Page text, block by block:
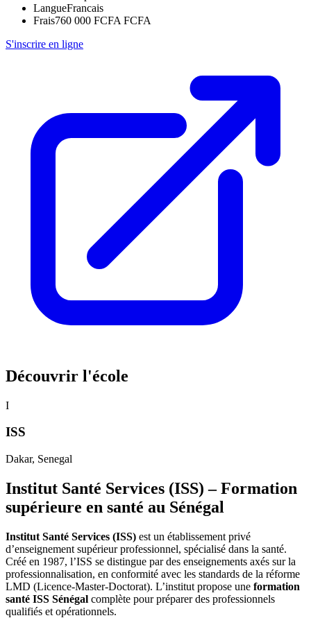
LangueFrancais
Frais760 000 FCFA FCFA
S'inscrire en ligne
Découvrir l'école
I
ISS
Dakar, Senegal
Institut Santé Services (ISS) – Formation
supérieure en santé au Sénégal
Institut Santé Services (ISS) est un établissement privé
d’enseignement supérieur professionnel, spécialisé dans la santé.
Créé en 1987, l’ISS se distingue par des enseignements axés sur la
professionnalisation, en conformité avec les standards de la réforme
LMD (Licence-Master-Doctorat). L’institut propose une formation
santé ISS Sénégal complète pour préparer des professionnels
qualifiés et opérationnels.